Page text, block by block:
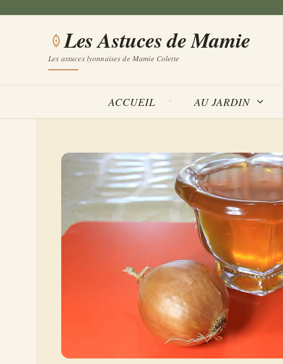
Les Astuces de Mamie
Les astuces lyonnaises de Mamie Colette
ACCUEIL AU JARDIN